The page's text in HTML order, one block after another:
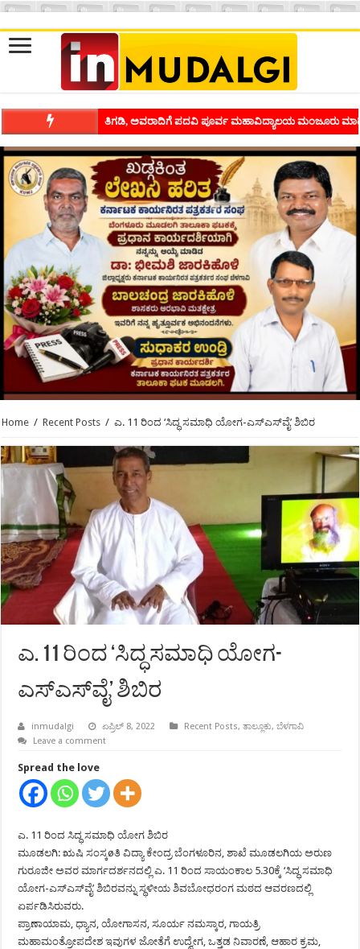
ಶಿವಾಪುರದಲ್ಲಿ ಕವಿಗೋಷ್ಠಿಯ ಸಂಭ್ರಮ ಭಾವನೆಗಳನ್ನು ಕಟ್ಟಿಕೊಡುವ
Home / Recent Posts / ಎ. 11 ರಿಂದ ‘ಸಿದ್ಧ ಸಮಾಧಿ ಯೋಗ-ಎಸ್‍ಎಸ್‍ವೈ’ ಶಿಬಿರ
ಎ. 11 ರಿಂದ ‘ಸಿದ್ಧ ಸಮಾಧಿ ಯೋಗ-
ಎಸ್‍ಎಸ್‍ವೈ’ ಶಿಬಿರ
inmudalgi ಏಪ್ರಿಲ್ 8, 2022 Recent Posts,ತಾಲ್ಲೂಕು,ಬೆಳಗಾವಿ
Leave a comment
Spread the love
ಎ. 11 ರಿಂದ ಸಿದ್ಧ ಸಮಾಧಿ ಯೋಗ ಶಿಬಿರ
ಮೂಡಲಗಿ: ಋಷಿ ಸಂಸ್ಕøತಿ ವಿದ್ಯಾ ಕೇಂದ್ರ ಬೆಂಗಳೂರಿನ, ಶಾಖೆ ಮೂಡಲಗಿಯ ಅರುಣ
ಗುರೂಜೀ ಅವರ ಮಾರ್ಗದರ್ಶನದಲ್ಲಿ ಎ. 11 ರಿಂದ ಸಾಯಂಕಾಲ 5.30ಕ್ಕೆ ‘ಸಿದ್ಧ ಸಮಾಧಿ
ಯೋಗ-ಎಸ್‍ಎಸ್‍ವೈ’ ಶಿಬಿರವನ್ನು ಸ್ಥಳೀಯ ಶಿವಬೋಧರಂಗ ಮಠದ ಆವರಣದಲ್ಲಿ
ಏರ್ಪಡಿಸಿರುವರು.
ಪ್ರಾಣಾಯಾಮ, ಧ್ಯಾನ, ಯೋಗಾಸನ, ಸೂರ್ಯ ನಮಸ್ಕಾರ, ಗಾಯತ್ರಿ
ಮಹಾಮಂತ್ರೋಪದೇಶ ಇವುಗಳ ಜೋತೆಗೆ ಉದ್ವೇಗ, ಒತ್ತಡ ನಿವಾರಣೆ, ಆಹಾರ ಕ್ರಮ,